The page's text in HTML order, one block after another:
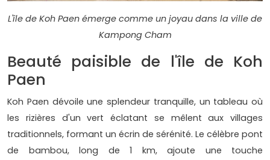
L'île de Koh Paen émerge comme un joyau dans la ville de
Kampong Cham
Beauté paisible de l'île de Koh
Paen
Koh Paen dévoile une splendeur tranquille, un tableau où
les rizières d'un vert éclatant se mêlent aux villages
traditionnels, formant un écrin de sérénité. Le célèbre pont
de bambou, long de 1 km, ajoute une touche